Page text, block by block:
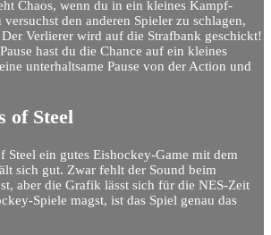
Chaos, wenn du in ein kleines Kampf-
den anderen Spieler zu schlagen,
Verlierer wird auf die Strafbank geschickt!
hast du die Chance auf ein kleines
unterhaltsame Pause von der Action und
of Steel
Steel ein gutes Eishockey-Game mit dem
sich gut. Zwar fehlt der Sound beim
aber die Grafik lässt sich für die NES-Zeit
Spiele magst, ist das Spiel genau das